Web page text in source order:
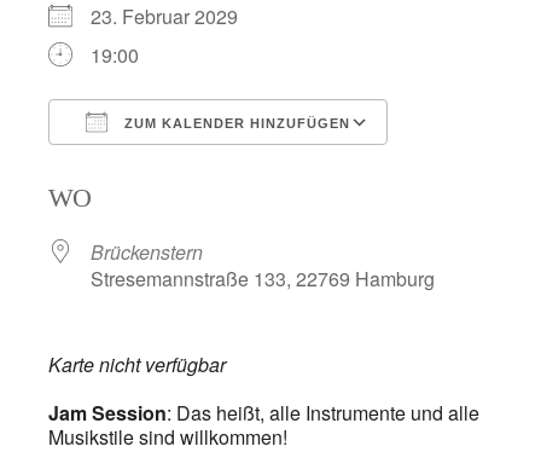
23. Februar 2029
19:00
ZUM KALENDER HINZUFÜGEN
WO
Brückenstern
Stresemannstraße 133, 22769 Hamburg
Karte nicht verfügbar
Jam Session: Das heißt, alle Instrumente und alle
Musikstile sind willkommen!